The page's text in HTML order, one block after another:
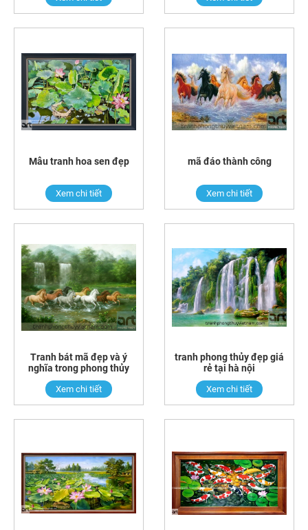
Mẫu tranh hoa sen đẹp
Xem chi tiết
mã đáo thành công
Xem chi tiết
Tranh bát mã đẹp và ý
nghĩa trong phong thủy
Xem chi tiết
tranh phong thủy đẹp giá
rẻ tại hà nội
Xem chi tiết